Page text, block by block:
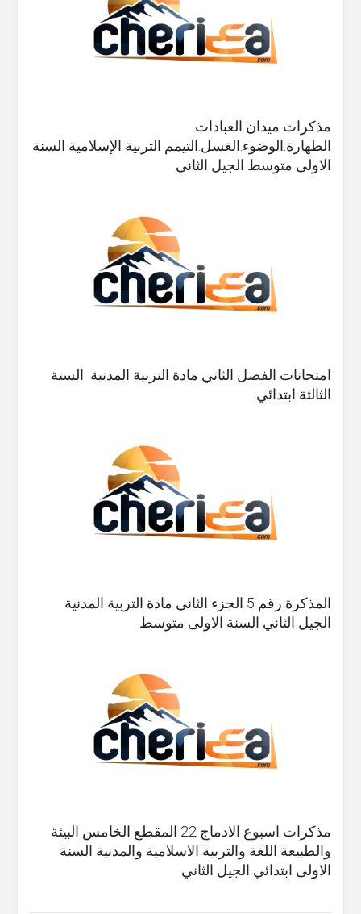
مذكرات ميدان العبادات
الطهارة.الوضوء.الغسل.التيمم التربية الإسلامية السنة
الاولى متوسط الجيل الثاني
امتحانات الفصل الثاني مادة التربية المدنية السنة
الثالثة ابتدائي
المذكرة رقم 5 الجزء الثاني مادة التربية المدنية
الجيل الثاني السنة الاولى متوسط
مذكرات اسبوع الادماج 22 المقطع الخامس البيئة
والطبيعة اللغة والتربية الاسلامية والمدنية السنة
الاولى ابتدائي الجيل الثاني